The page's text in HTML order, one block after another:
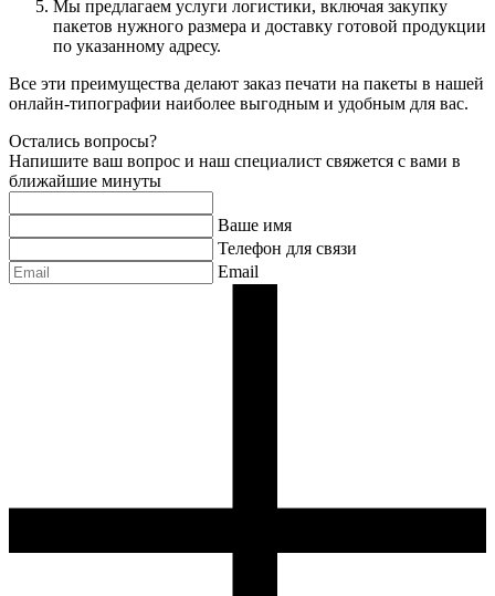
Мы предлагаем услуги логистики, включая закупку
пакетов нужного размера и доставку готовой продукции
по указанному адресу.
Все эти преимущества делают заказ печати на пакеты в нашей
онлайн-типографии наиболее выгодным и удобным для вас.
Остались вопросы?
Напишите ваш вопрос и наш специалист свяжется с вами в
ближайшие минуты
Ваше имя
Телефон для связи
Email